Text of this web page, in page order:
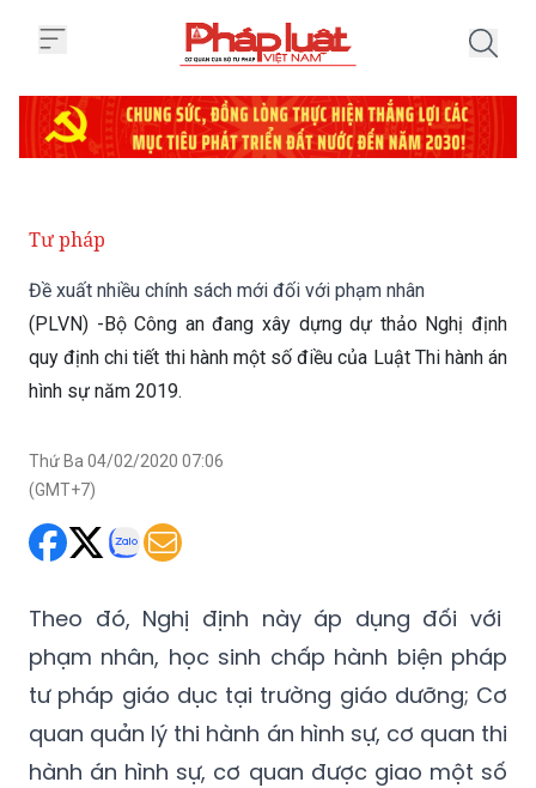
Tư pháp
Đề xuất nhiều chính sách mới đối với phạm nhân
(PLVN) -Bộ Công an đang xây dựng dự thảo Nghị định
quy định chi tiết thi hành một số điều của Luật Thi hành án
hình sự năm 2019.
Thứ Ba 04/02/2020 07:06
(GMT+7)
Theo đó, Nghị định này áp dụng đối với
phạm nhân, học sinh chấp hành biện pháp
tư pháp giáo dục tại trường giáo dưỡng; Cơ
quan quản lý thi hành án hình sự, cơ quan thi
hành án hình sự, cơ quan được giao một số